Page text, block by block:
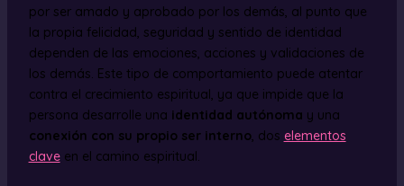
por ser amado y aprobado por los demás, al punto que
la propia felicidad, seguridad y sentido de identidad
dependen de las emociones, acciones y validaciones de
los demás. Este tipo de comportamiento puede atentar
contra el crecimiento espiritual, ya que impide que la
persona desarrolle una identidad autónoma y una
conexión con su propio ser interno, dos elementos
claveen el camino espiritual.